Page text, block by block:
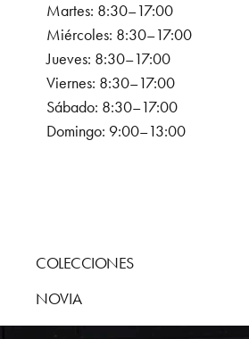
Martes: 8:30–17:00
Miércoles: 8:30–17:00
Jueves: 8:30–17:00
Viernes: 8:30–17:00
Sábado: 8:30–17:00
Domingo: 9:00–13:00
COLECCIONES
NOVIA